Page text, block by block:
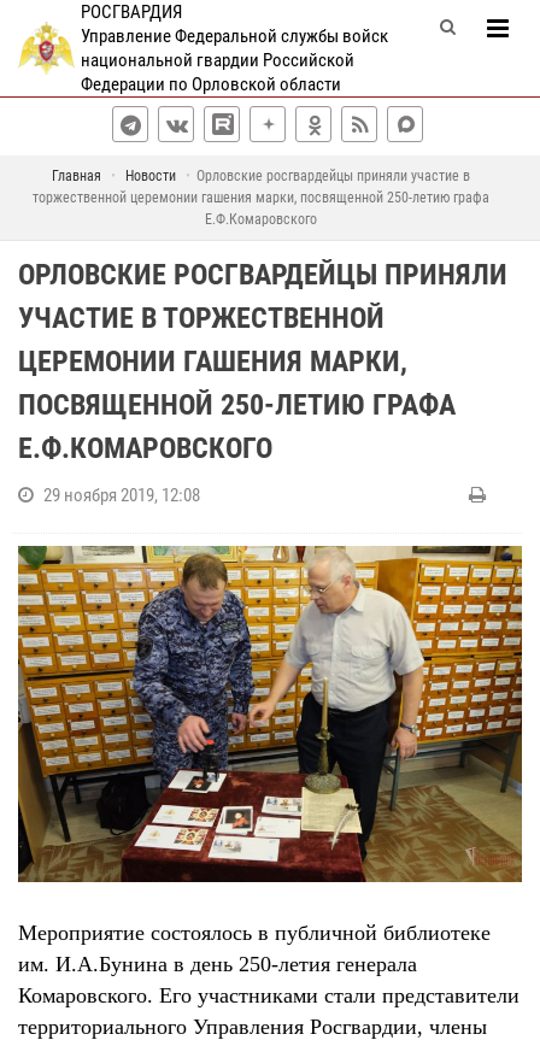
РОСГВАРДИЯ
Управление Федеральной службы войск
национальной гвардии Российской
Федерации по Орловской области
Главная Новости
Орловские росгвардейцы приняли участие в
торжественной церемонии гашения марки, посвященной 250-летию графа
Е.Ф.Комаровского
ОРЛОВСКИЕ РОСГВАРДЕЙЦЫ ПРИНЯЛИ
УЧАСТИЕ В ТОРЖЕСТВЕННОЙ
ЦЕРЕМОНИИ ГАШЕНИЯ МАРКИ,
ПОСВЯЩЕННОЙ 250-ЛЕТИЮ ГРАФА
Е.Ф.КОМАРОВСКОГО
29 ноября 2019, 12:08
Мероприятие состоялось в публичной библиотеке
им. И.А.Бунина в день 250-летия генерала
Комаровского. Его участниками стали представители
территориального Управления Росгвардии, члены